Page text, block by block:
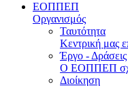
ΕΟΠΠΕΠ
Οργανισμός
Ταυτότητα
Κεντρική μας
Έργο - Δράσεις
Ο ΕΟΠΠΕΠ
Διοίκηση